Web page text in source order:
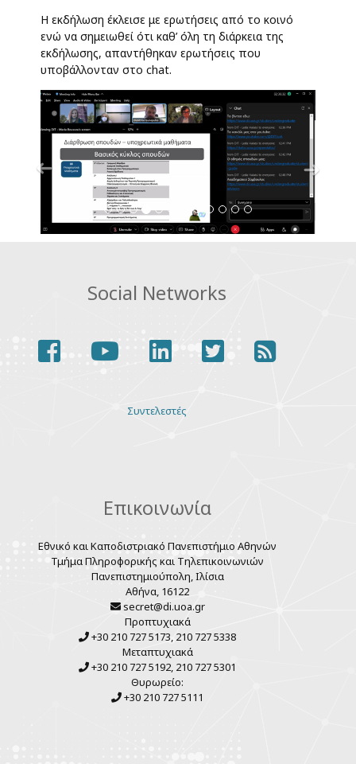
H εκδήλωση έκλεισε με ερωτήσεις από το κοινό
ενώ να σημειωθεί ότι καθ’ όλη τη διάρκεια της
εκδήλωσης, απαντήθηκαν ερωτήσεις που
υποβάλλονταν στο chat.
Previous Next
Social Networks
facebookyoutubelinkedintwitterrss
Συντελεστές
Επικοινωνία
Εθνικό και Καποδιστριακό Πανεπιστήμιο Αθηνών
Τμήμα Πληροφορικής και Τηλεπικοινωνιών
Πανεπιστημιούπολη, Ιλίσια
Αθήνα, 16122
secret@di.uoa.gr
Προπτυχιακά
+30 210 727 5173, 210 727 5338
Μεταπτυχιακά
+30 210 727 5192, 210 727 5301
Θυρωρείο:
+30 210 727 5111